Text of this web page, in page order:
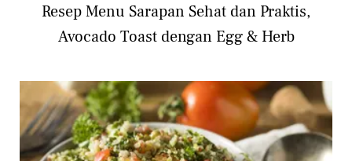
Resep Menu Sarapan Sehat dan Praktis,
Avocado Toast dengan Egg & Herb